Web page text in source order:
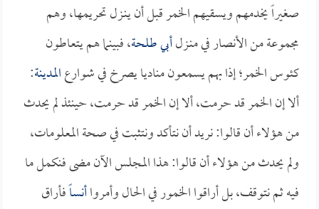
صغيراً يخدمهم ويسقيهم الخمر قبل أن ينـزل تحريمها، وهم
مجموعة من الأنصار في منـزلأبي طلحة، فبينما هم يتعاطون
كئوس الخمر؛ إذا بهم يسمعون مناديا يصرخ في شوارعالمدينة:
ألا إن الخمر قد حرمت، ألا إن الخمر قد حرمت، حينئذ لم يحدث
من هؤلاء أن قالوا: نريد أن نتأكد ونتثبت في صحة المعلومات،
ولم يحدث من هؤلاء أن قالوا: هذا المجلس الآن مضى فنكمل ما
فيه ثم نتوقف، بل أراقوا الخمور في الحال وأمرواأنساًفأراق